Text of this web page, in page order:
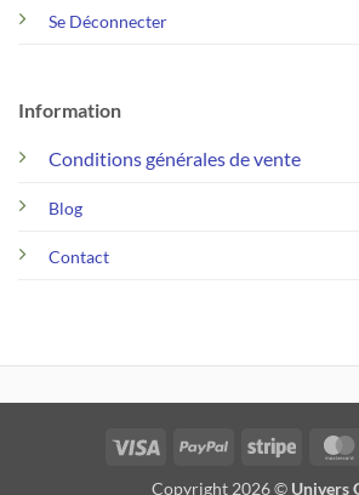
Se Déconnecter
Information
Conditions générales de vente
Blog
Contact
Visa PayPal Stripe
Copyright 2026 © Univers